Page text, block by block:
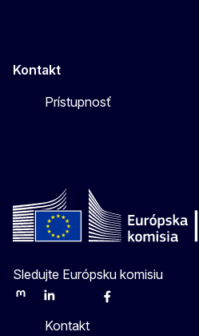
Kontakt
Prístupnosť
Sledujte Európsku komisiu
MastodonLinkedInBlueskyFacebook
Kontakt